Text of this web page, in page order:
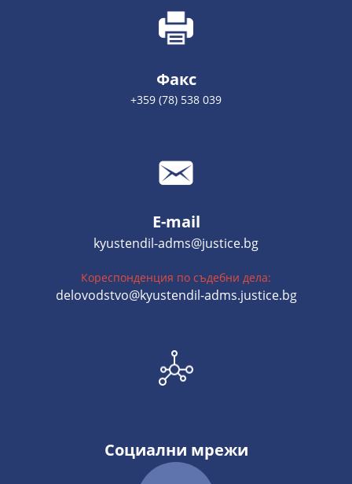
Факс
+359 (78) 538 039
E-mail
kyustendil-adms@justice.bg
Кореспонденция по съдебни дела:
delovodstvo@kyustendil-adms.justice.bg
Социални мрежи